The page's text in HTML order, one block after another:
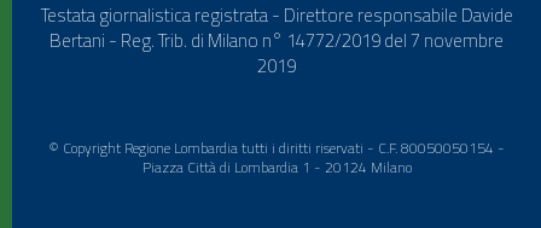
Testata giornalistica registrata - Direttore responsabile Davide
Bertani - Reg. Trib. di Milano n° 14772/2019 del 7 novembre
2019
© Copyright Regione Lombardia tutti i diritti riservati - C.F. 80050050154 -
Piazza Città di Lombardia 1 - 20124 Milano